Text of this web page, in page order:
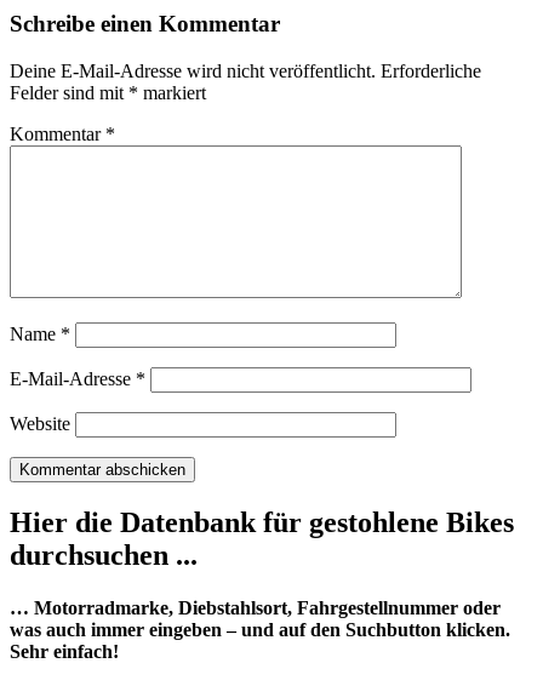
Schreibe einen Kommentar
Deine E-Mail-Adresse wird nicht veröffentlicht. Erforderliche
Felder sind mit * markiert
Kommentar *
Name *
E-Mail-Adresse *
Website
Hier die Datenbank für gestohlene Bikes
durchsuchen ...
… Motorradmarke, Diebstahlsort, Fahrgestellnummer oder
was auch immer eingeben – und auf den Suchbutton klicken.
Sehr einfach!